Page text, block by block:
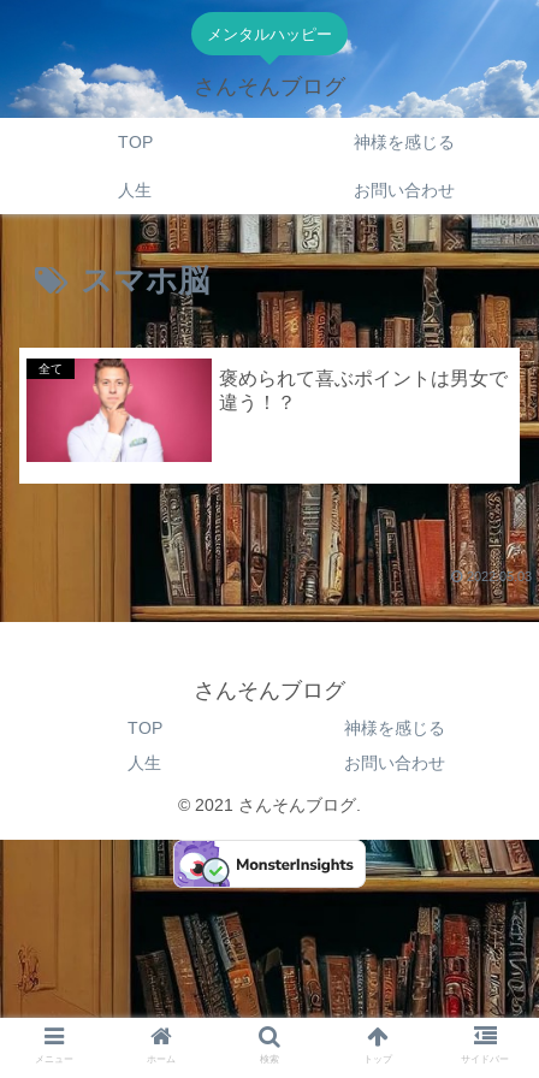
メンタルハッピー
さんそんブログ
TOP 神様を感じる
人生 お問い合わせ
スマホ脳
全て
褒められて喜ぶポイントは男女で
違う！？
2022.05.03
さんそんブログ
TOP
神様を感じる
人生
お問い合わせ
© 2021 さんそんブログ.
メニュー ホーム 検索 トップ サイドバー